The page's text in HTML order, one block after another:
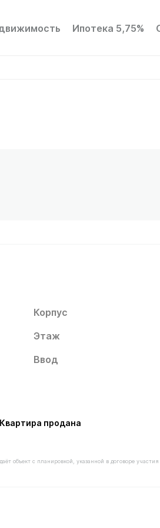
Ипотека 5,75%
Корпус
Этаж
Ввод
Квартира продана
с планировкой, указанной в договоре